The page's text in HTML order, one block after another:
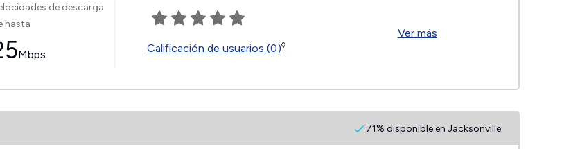
de descarga
hasta
Mbps Calificación de usuarios (0)◊
Ver más
71% disponible en Jacksonville